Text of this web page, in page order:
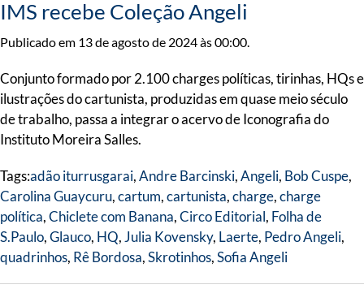
IMS recebe Coleção Angeli
Publicado em 13 de agosto de 2024 às 00:00.
Conjunto formado por 2.100 charges políticas, tirinhas, HQs e
ilustrações do cartunista, produzidas em quase meio século
de trabalho, passa a integrar o acervo de Iconografia do
Instituto Moreira Salles.
Tags:adão iturrusgarai,Andre Barcinski,Angeli, Bob Cuspe,
Carolina Guaycuru,cartum,cartunista,charge,charge
política,Chiclete com Banana,Circo Editorial, Folha de
S.Paulo,Glauco, HQ, Julia Kovensky, Laerte, Pedro Angeli,
quadrinhos, Rê Bordosa,Skrotinhos,Sofia Angeli